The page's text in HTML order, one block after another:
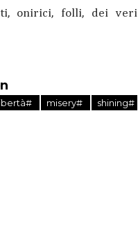
onirici, folli, dei veri
misery#
shining#